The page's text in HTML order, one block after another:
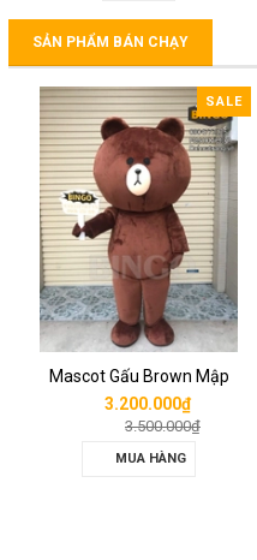
SẢN PHẨM BÁN CHẠY
SALE
Mascot Gấu Brown Mập
3.200.000₫
3.500.000₫
MUA HÀNG